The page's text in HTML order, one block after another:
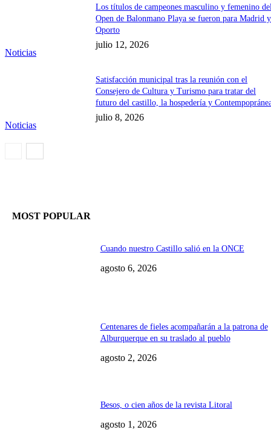
Noticias
Los títulos de campeones masculino y femenino
Open de Balonmano Playa se fueron para Madrid y
Oporto
julio 12, 2026
Noticias
Satisfacción municipal tras la reunión con el
Consejero de Cultura y Turismo para tratar del
futuro del castillo, la hospedería y
julio 8, 2026
MOST POPULAR
Cuando nuestro Castillo salió en la ONCE
agosto 6, 2026
Centenares de fieles acompañarán a la patrona de
Alburquerque en su traslado al pueblo
agosto 2, 2026
Besos, o cien años de la revista Litoral
agosto 1, 2026